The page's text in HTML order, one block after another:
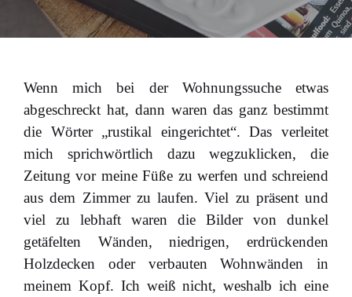
Wenn mich bei der Wohnungssuche etwas
abgeschreckt hat, dann waren das ganz bestimmt
die Wörter „rustikal eingerichtet“. Das verleitet
mich sprichwörtlich dazu wegzuklicken, die
Zeitung vor meine Füße zu werfen und schreiend
aus dem Zimmer zu laufen. Viel zu präsent und
viel zu lebhaft waren die Bilder von dunkel
getäfelten Wänden, niedrigen, erdrückenden
Holzdecken oder verbauten Wohnwänden in
meinem Kopf. Ich weiß nicht, weshalb ich eine